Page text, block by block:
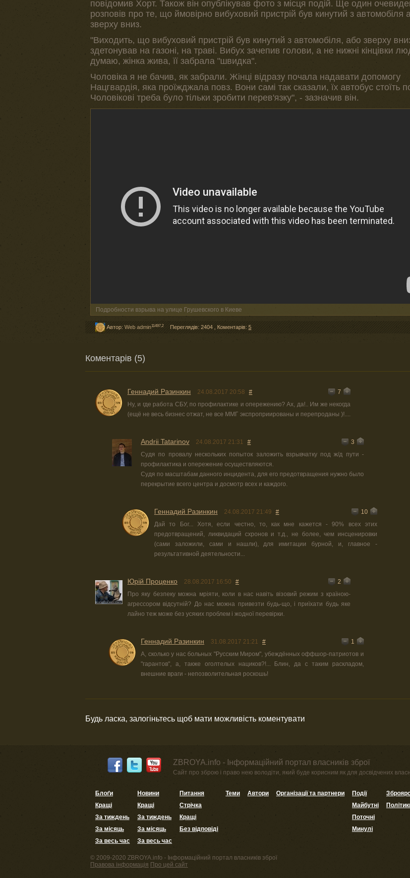
повідомив Хорт. Також він опублікував фото з місця подій. Ще один
розповів про те, що ймовірно вибуховий пристрій був кинутий з автомобіля
зверху вниз.
"Виходить, що вибуховий пристрій був кинутий з автомобіля, або зверху
здетонував на газоні, на траві. Вибух зачепив голови, а не нижні кінцівки
думаю, жінка жива, її забрала "швидка".
Чоловіка я не бачив, як забрали. Жінці відразу почала надавати допомогу
Нацгвардія, яка проїжджала повз. Вони самі так сказали, їх автобус стоїть
Чоловікові треба було тільки зробити перев'язку", - зазначив він.
Подробности взрыва на улице Грушевского в Киеве
Автор: Web admin11497,2 Переглядів: 2404 Коментарів: 5
Коментарів (5)
Геннадий Разинкин 24.08.2017 20:58 #
7
Ну, и где работа СБУ, по профилактике и опережению? Ах, да!.. Им же некогда
(ещё не весь бизнес отжат, не все ММГ экспроприированы и перепроданы )!....
Andrii Tatarinov 24.08.2017 21:31 #
3
Судя по провалу нескольких попыток заложить взрывчатку под ж/д пути -
профилактика и опережение осуществляются.
Судя по масштабам данного инцидента, для его предотвращения нужно было
перекрытие всего центра и досмотр всех и каждого.
Геннадий Разинкин 24.08.2017 21:49 #
10
Дай то Бог... Хотя, если честно, то, как мне кажется - 90% всех этих
предотвращений, ликвидаций схронов и т.д., не более, чем инсценировки
(сами заложили, сами и нашли), для имитации бурной, и, главное -
результативной деятельности...
Юрiй Проценко 28.08.2017 16:50 #
2
Про яку безпеку можна мріяти, коли в нас навіть візовий режим з країною-
агрессором відсутній? До нас можна привезти будь-що, і приїхати будь яке
лайно теж може без усяких проблем і жодної перевірки.
Геннадий Разинкин 31.08.2017 21:21 #
1
А, сколько у нас больных "Русским Миром", убеждённых оффшор-патриотов и
"гарантов", а, также оголтелых нациков?!... Блин, да с таким раскладом,
внешние враги - непозволительная роскошь!
Будь ласка, залогіньтесь щоб мати можливість коментувати
ZBROYA.info - Інформаційний портал власників зброї
Сайт про зброю і право нею володіти, який буде корисним як для досвідчених
Блоґи
Кращі
За тиждень
За місяць
За весь час
Новини
Кращі
За тиждень
За місяць
За весь час
Питання
Стрічка
Кращі
Без відповіді
Теми Автори Організації та партнери
Події
Майбутні
Поточні
Минулі
© 2009-2020 ZBROYA.info - Інформаційний портал власників зброї
Правова інформація Про цей сайт